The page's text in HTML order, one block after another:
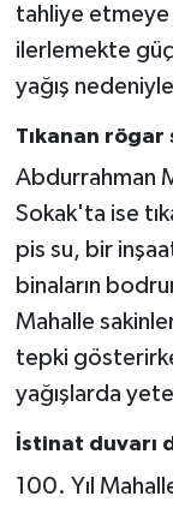
tahliye etmeye
ilerlemekte
yağış
Tıkanan
Abdurrahman
Sokak'ta ise
pis su, bir
binaların
Mahalle
tepki
yağışlarda
İstinat duvarı
100. Yıl